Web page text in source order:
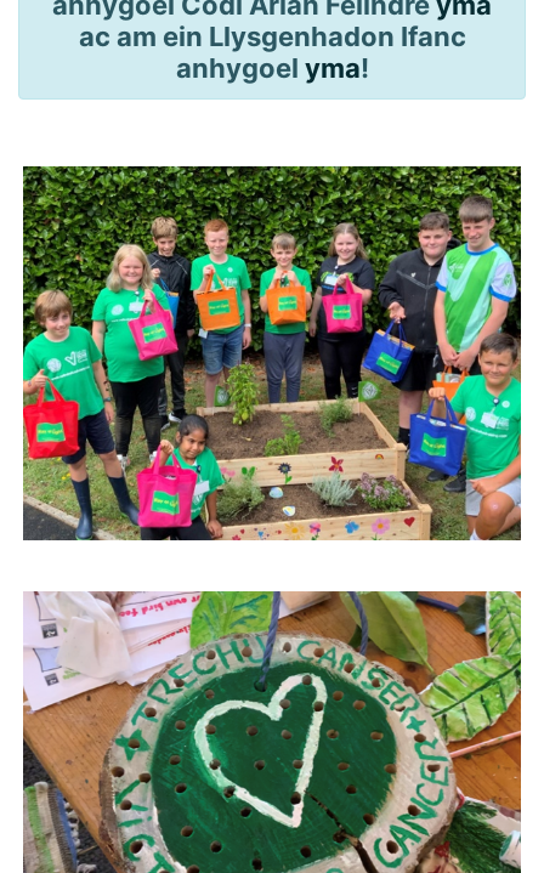
ac am ein Llysgenhadon Ifanc
anhygoel yma!